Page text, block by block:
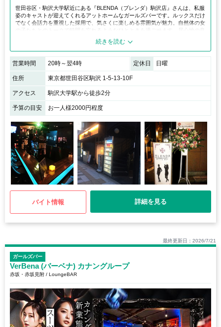
世田谷区・駒沢大学駅近にある『BLENDA（ブレンダ）駒沢店』さんは、私服
姿のキャストが迎えてくれるアットホームなガールズバーです。ルックスだけ
でなく会話力を重視した採用で、気さくに楽しめる雰囲気が魅力。自然体の女
の子たちとのトークで時間を忘れるようなひとときを過ごせます。居心地の良
さを求める方にぴったりのお店です。
営業時間 20時～翌4時 定休日 日曜
住所 東京都世田谷区駒沢 1-5-13-10F
アクセス 駒沢大学駅から徒歩2分
予算の目安 お一人様2000円程度
バイト情報 詳細を見る
最終更新日：2026/7/21
ガールズバー
VerBena (バーベナ) カナングループ
赤坂・赤坂見附 / LoungeBAR